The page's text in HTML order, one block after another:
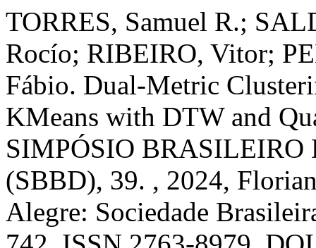
TORRES, Samuel R.;
Rocío; RIBEIRO, Vitor;
Fábio. Dual-Metric
KMeans with DTW and
SIMPÓSIO
(SBBD), 39. , 2024,
Alegre: Sociedade